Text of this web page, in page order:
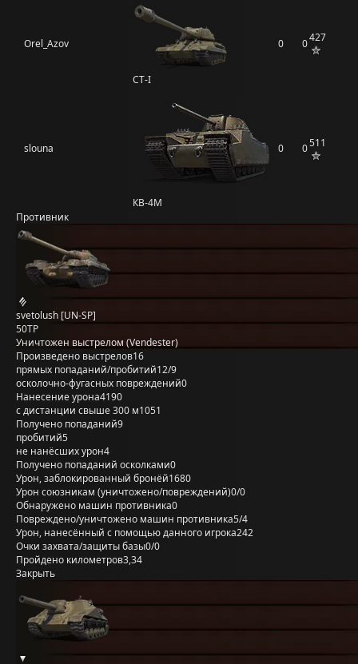
Orel_Azov
СТ-I
0 0427
slouna
КВ-4М
0 0511
Противник
svetolush [UN-SP]
50TP
Уничтожен выстрелом (Vendester)
Произведено выстрелов16
прямых попаданий/пробитий12/9
осколочно-фугасных повреждений0
Нанесение урона4190
с дистанции свыше 300 м1051
Получено попаданий9
пробитий5
не нанёсших урон4
Получено попаданий осколками0
Урон, заблокированный бронёй1680
Урон союзникам (уничтожено/повреждений)0/0
Обнаружено машин противника0
Повреждено/уничтожено машин противника5/4
Урон, нанесённый с помощью данного игрока242
Очки захвата/защиты базы0/0
Пройдено километров3,34
Закрыть